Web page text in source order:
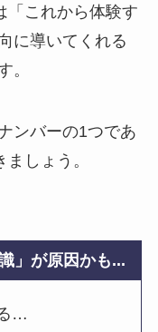
「これから体験す
に導いてくれる
。
ンバーの1つであ
しょう。
」が原因かも...
…